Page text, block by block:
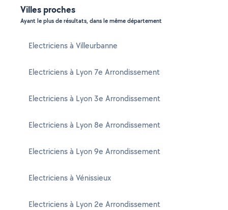
Villes proches
Ayant le plus de résultats, dans le même département
Electriciens à Villeurbanne
Electriciens à Lyon 7e Arrondissement
Electriciens à Lyon 3e Arrondissement
Electriciens à Lyon 8e Arrondissement
Electriciens à Lyon 9e Arrondissement
Electriciens à Vénissieux
Electriciens à Lyon 2e Arrondissement